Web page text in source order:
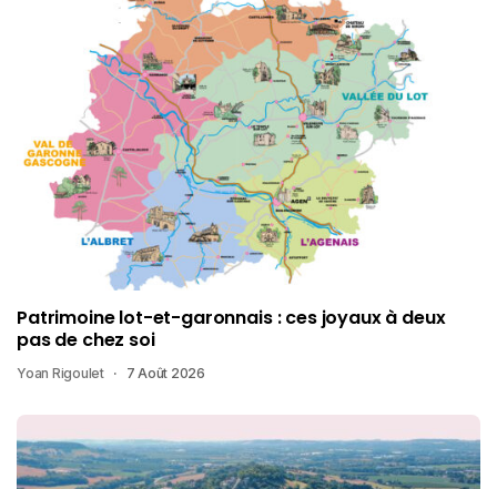
Patrimoine lot-et-garonnais : ces joyaux à deux
pas de chez soi
Yoan Rigoulet 7 Août 2026